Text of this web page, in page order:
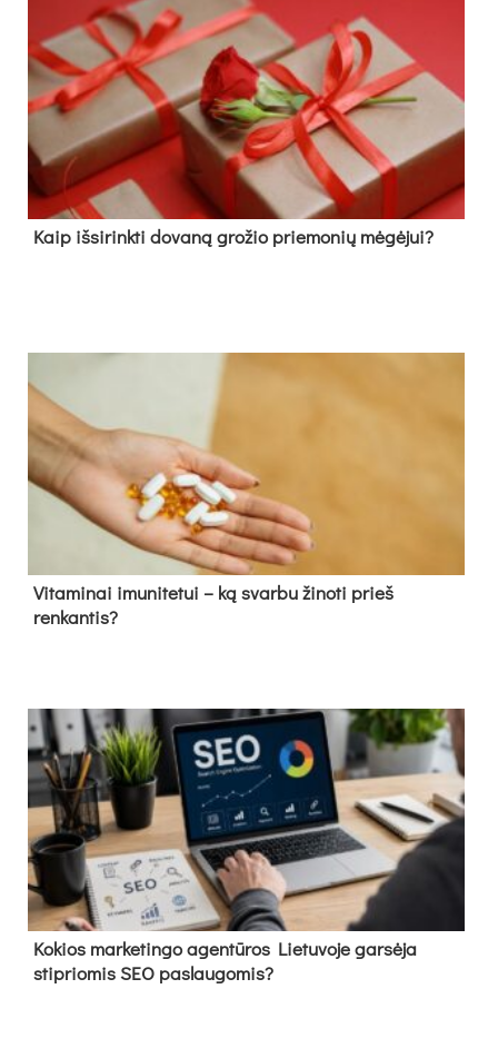
Kaip išsirinkti dovaną grožio priemonių mėgėjui?
Vitaminai imunitetui – ką svarbu žinoti prieš
renkantis?
Kokios marketingo agentūros Lietuvoje garsėja
stipriomis SEO paslaugomis?